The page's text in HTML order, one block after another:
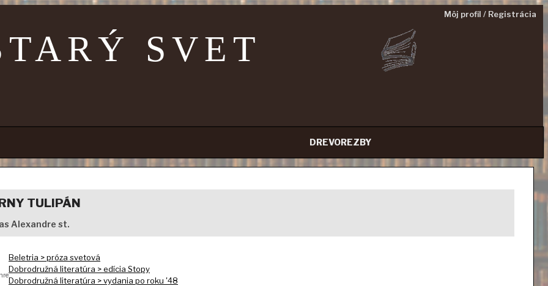
Môj profil / Registrácia
SVET
DREVOREZBY
TULIPÁN
Alexandre st.
Beletria > próza svetová
Dobrodružná literatúra > edícia Stopy
Dobrodružná literatúra > vydania po roku '48